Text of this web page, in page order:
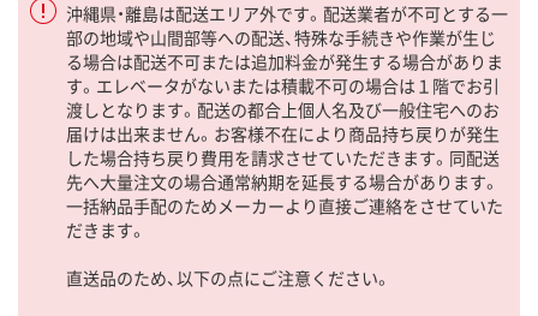
沖縄県・離島は配送エリア外です。配送業者が不可とする一
部の地域や山間部等への配送、特殊な手続きや作業が生じ
る場合は配送不可または追加料金が発生する場合がありま
す。エレベータがないまたは積載不可の場合は１階でお引
渡しとなります。配送の都合上個人名及び一般住宅へのお
届けは出来ません。お客様不在により商品持ち戻りが発生
した場合持ち戻り費用を請求させていただきます。同配送
先へ大量注文の場合通常納期を延長する場合があります。
一括納品手配のためメーカーより直接ご連絡をさせていた
だきます。
直送品のため、以下の点にご注意ください。